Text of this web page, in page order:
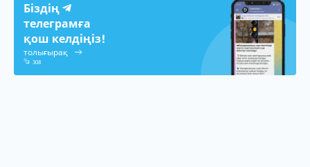
Біздің
телеграмға
қош келдіңіз!
толығырақ
308